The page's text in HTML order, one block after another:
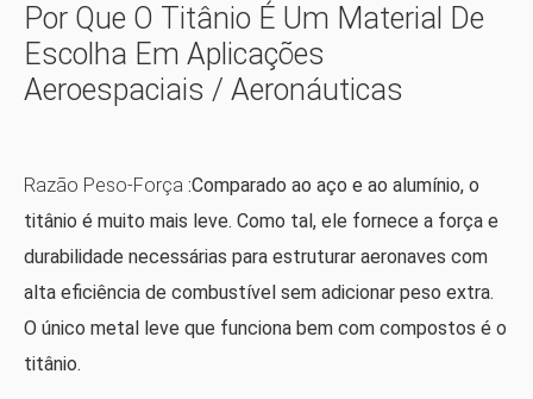
Por Que O Titânio É Um Material De
Escolha Em Aplicações
Aeroespaciais / Aeronáuticas
Razão Peso-Força :Comparado ao aço e ao alumínio, o
titânio é muito mais leve. Como tal, ele fornece a força e
durabilidade necessárias para estruturar aeronaves com
alta eficiência de combustível sem adicionar peso extra.
O único metal leve que funciona bem com compostos é o
titânio.